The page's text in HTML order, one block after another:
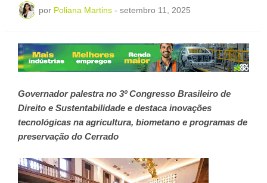
por Poliana Martins - setembro 11, 2025
Governador palestra no 3º Congresso Brasileiro de
Direito e Sustentabilidade e destaca inovações
tecnológicas na agricultura, biometano e programas de
preservação do Cerrado